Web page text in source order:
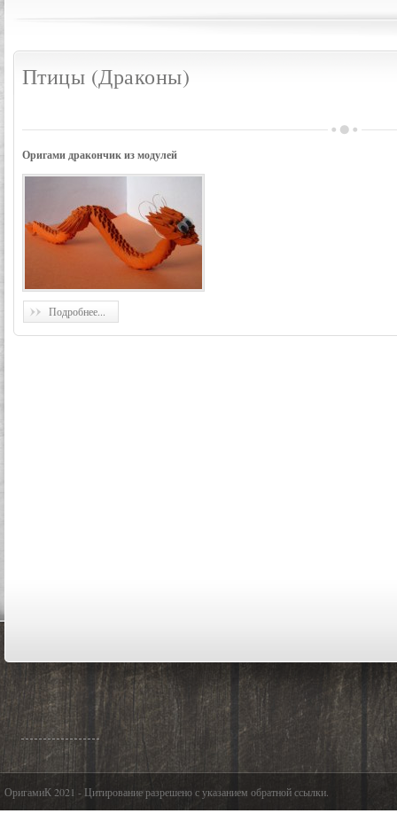
Птицы (Драконы)
Оригами дракончик из модулей
Подробнее...
ОригамиК 2021 - Цитирование разрешено с указанием обратной ссылки.